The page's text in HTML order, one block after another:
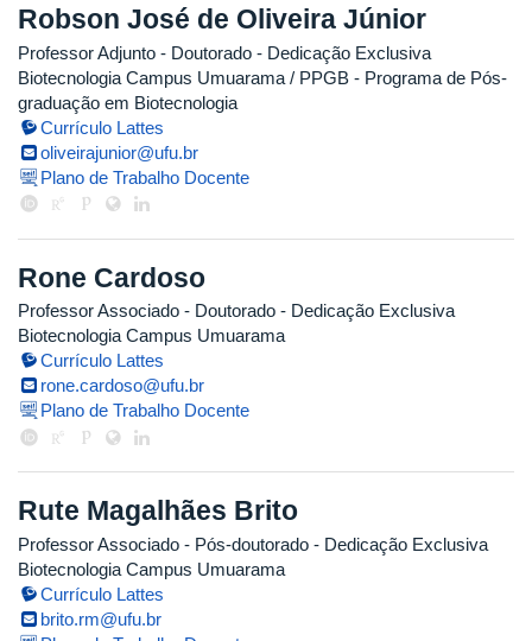
Robson José de Oliveira Júnior
Professor Adjunto - Doutorado - Dedicação Exclusiva
Biotecnologia Campus Umuarama / PPGB - Programa de Pós-
graduação em Biotecnologia
Currículo Lattes
oliveirajunior@ufu.br
Plano de Trabalho Docente
Rone Cardoso
Professor Associado - Doutorado - Dedicação Exclusiva
Biotecnologia Campus Umuarama
Currículo Lattes
rone.cardoso@ufu.br
Plano de Trabalho Docente
Rute Magalhães Brito
Professor Associado - Pós-doutorado - Dedicação Exclusiva
Biotecnologia Campus Umuarama
Currículo Lattes
brito.rm@ufu.br